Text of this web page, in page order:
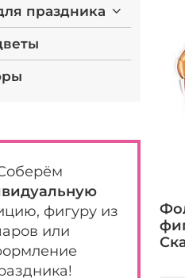
праздника
фигуру из
или